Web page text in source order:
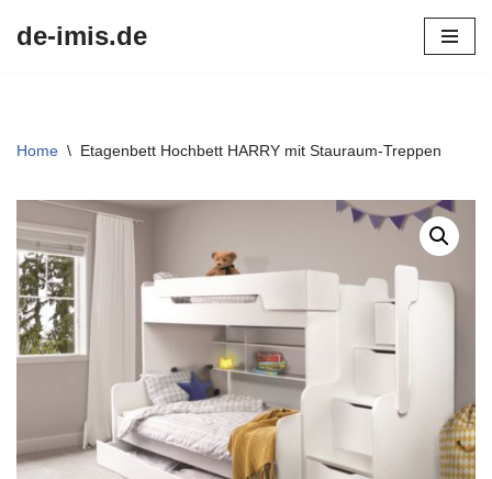
de-imis.de
Home \ Etagenbett Hochbett HARRY mit Stauraum-Treppen